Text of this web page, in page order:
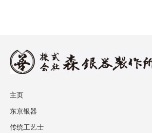
主页
东京银器
传统工艺士